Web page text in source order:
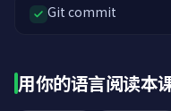
Git commit
用你的语言阅读本